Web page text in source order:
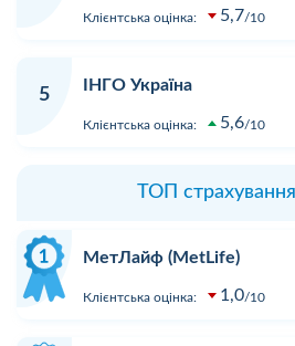
Клієнтська оцінка: 5,7 10
5
ІНГО Україна
Клієнтська оцінка: 5,6 10
ТОП
МетЛайф (MetLife)
Клієнтська оцінка: 1,0 10